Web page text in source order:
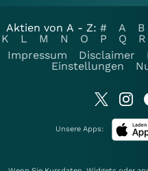
Aktien von A - Z: # A B
K
L M N O P Q R
Impressum
Disclaimer
Einstellungen
Unsere Apps: